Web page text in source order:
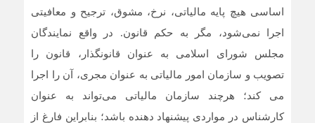
اساسی هیچ پایه مالیاتی، نرخ، مشوق، ترجیح و معافیتی
اجرا نمی‌شود، مگر به حکم قانون. در واقع نمایندگان
مجلس شورای اسلامی به عنوان قانونگذار، قانون را
تصویب و سازمان امور مالیاتی به عنوان مجری، آن را اجرا
می کند؛ هرچند سازمان مالیاتی می‌تواند به عنوان
کارشناس در مواردی پیشنهاد دهنده باشد؛ بنابراین فارغ از